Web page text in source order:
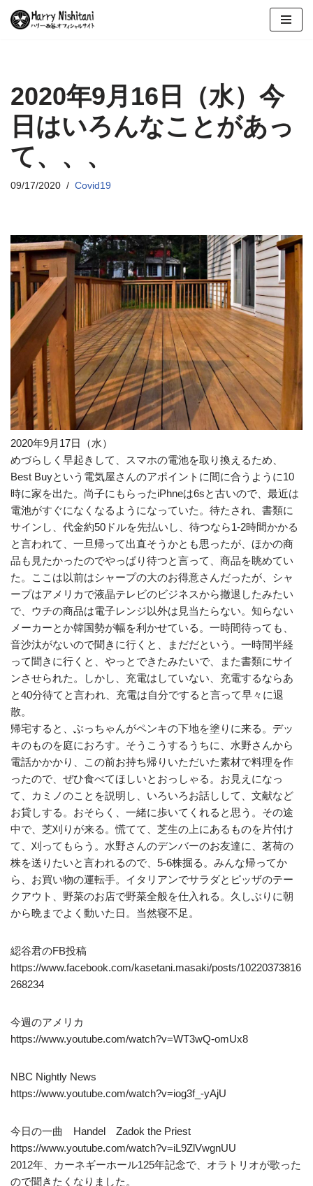
ン
ツ
へ
ス
キ
プ
2020年9月16日（水）今
日はいろんなことがあっ
て、、、
09/17/2020 Covid19
2020年9月17日（水）
めづらしく早起きして、スマホの電池を取り換えるため、
Best Buyという電気屋さんのアポイントに間に合うように10
時に家を出た。尚子にもらったiPhneは6sと古いので、最近は
電池がすぐになくなるようになっていた。待たされ、書類に
サインし、代金約50ドルを先払いし、待つなら1-2時間かかる
と言われて、一旦帰って出直そうかとも思ったが、ほかの商
品も見たかったのでやっぱり待つと言って、商品を眺めてい
た。ここは以前はシャープの大のお得意さんだったが、シャ
ープはアメリカで液晶テレビのビジネスから撤退したみたい
で、ウチの商品は電子レンジ以外は見当たらない。知らない
メーカーとか韓国勢が幅を利かせている。一時間待っても、
音沙汰がないので聞きに行くと、まだだという。一時間半経
って聞きに行くと、やっとできたみたいで、また書類にサイ
ンさせられた。しかし、充電はしていない、充電するならあ
と40分待てと言われ、充電は自分ですると言って早々に退
散。
帰宅すると、ぶっちゃんがペンキの下地を塗りに来る。デッ
キのものを庭におろす。そうこうするうちに、水野さんから
電話かかかり、この前お持ち帰りいただいた素材で料理を作
ったので、ぜひ食べてほしいとおっしゃる。お見えになっ
て、カミノのことを説明し、いろいろお話しして、文献など
お貸しする。おそらく、一緒に歩いてくれると思う。その途
中で、芝刈りが来る。慌てて、芝生の上にあるものを片付け
て、刈ってもらう。水野さんのデンバーのお友達に、茗荷の
株を送りたいと言われるので、5-6株掘る。みんな帰ってか
ら、お買い物の運転手。イタリアンでサラダとピッザのテー
クアウト、野菜のお店で野菜全般を仕入れる。久しぶりに朝
から晩までよく動いた日。当然寝不足。
綛谷君のFB投稿
https://www.facebook.com/kasetani.masaki/posts/10220373816
268234
今週のアメリカ
https://www.youtube.com/watch?v=WT3wQ-omUx8
NBC Nightly News
https://www.youtube.com/watch?v=iog3f_-yAjU
今日の一曲 Handel Zadok the Priest
https://www.youtube.com/watch?v=iL9ZlVwgnUU
2012年、カーネギーホール125年記念で、オラトリオが歌った
ので聞きたくなりました。